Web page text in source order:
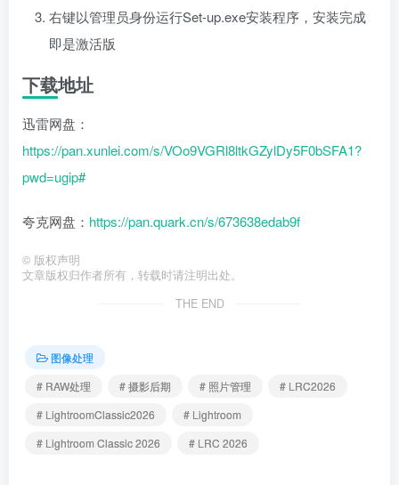
右键以管理员身份运行Set-up.exe安装程序，安装完成
即是激活版
下载地址
迅雷网盘：
https://pan.xunlei.com/s/VOo9VGRl8ltkGZylDy5F0bSFA1?
pwd=ugip#
夸克网盘： https://pan.quark.cn/s/673638edab9f
© 版权声明
文章版权归作者所有，转载时请注明出处。
THE END
图像处理
# RAW处理
# 摄影后期 # 照片管理
# LRC2026
# LightroomClassic2026
# Lightroom
# Lightroom Classic 2026
# LRC 2026